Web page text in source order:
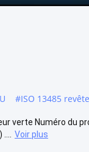
#ISO 13485
verte Numéro du
Voir plus